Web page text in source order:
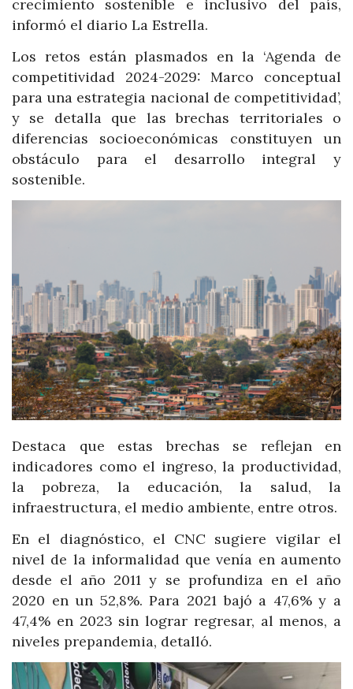
crecimiento sostenible e inclusivo del país,
informó el diario La Estrella.
Los retos están plasmados en la ‘Agenda de
competitividad 2024-2029: Marco conceptual
para una estrategia nacional de competitividad’,
y se detalla que las brechas territoriales o
diferencias socioeconómicas constituyen un
obstáculo para el desarrollo integral y
sostenible.
Destaca que estas brechas se reflejan en
indicadores como el ingreso, la productividad,
la pobreza, la educación, la salud, la
infraestructura, el medio ambiente, entre otros.
En el diagnóstico, el CNC sugiere vigilar el
nivel de la informalidad que venía en aumento
desde el año 2011 y se profundiza en el año
2020 en un 52,8%. Para 2021 bajó a 47,6% y a
47,4% en 2023 sin lograr regresar, al menos, a
niveles prepandemia, detalló.